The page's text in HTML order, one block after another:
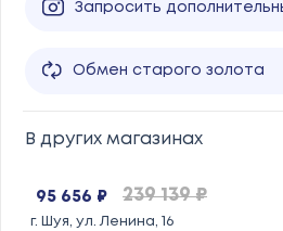
Запросить
Обмен старого золота
В других магазинах
95 656 ₽ 239 139 ₽
г. Шуя, ул. Ленина, 16